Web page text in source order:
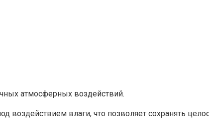
атмосферных воздействий.​
влаги, что позволяет сохранять